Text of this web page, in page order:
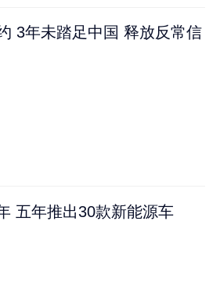
3年未踏足中国 释放反常信
五年推出30款新能源车